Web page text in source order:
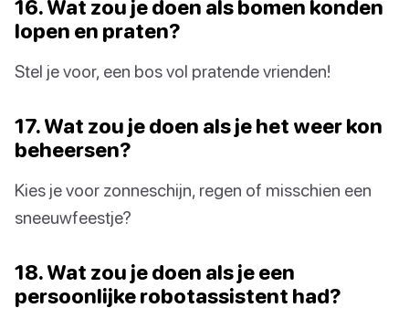
16. Wat zou je doen als bomen konden
lopen en praten?
Stel je voor, een bos vol pratende vrienden!
17. Wat zou je doen als je het weer kon
beheersen?
Kies je voor zonneschijn, regen of misschien een
sneeuwfeestje?
18. Wat zou je doen als je een
persoonlijke robotassistent had?